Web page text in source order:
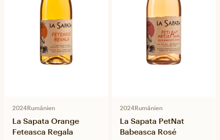
2024Rumänien
La Sapata Orange
Feteasca Regala
2024Rumänien
La Sapata PetNat
Babeasca Rosé